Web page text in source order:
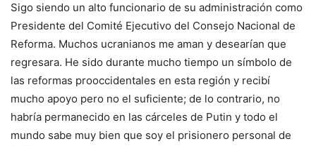
Sigo siendo un alto funcionario de su administración como
Presidente del Comité Ejecutivo del Consejo Nacional de
Reforma. Muchos ucranianos me aman y desearían que
regresara. He sido durante mucho tiempo un símbolo de
las reformas prooccidentales en esta región y recibí
mucho apoyo pero no el suficiente; de ​​lo contrario, no
habría permanecido en las cárceles de Putin y todo el
mundo sabe muy bien que soy el prisionero personal de